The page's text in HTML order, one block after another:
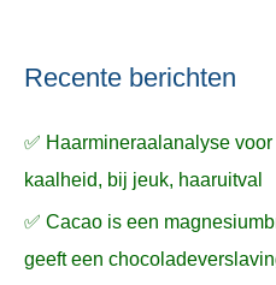
Recente berichten
✅ Haarmineraalanalyse
kaalheid, bij jeuk, haaruitval
✅ Cacao is een
geeft een